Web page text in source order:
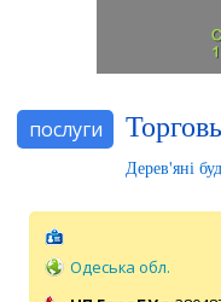
послуги
Дерев'яні
Одеська обл.